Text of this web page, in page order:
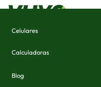
Celulares
Calculadoras
Blog